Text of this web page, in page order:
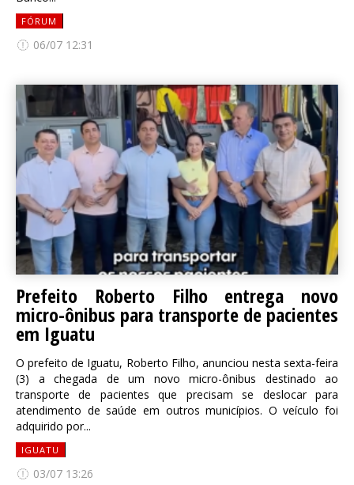
FÓRUM
06/07 12:31
Prefeito Roberto Filho entrega novo
micro-ônibus para transporte de pacientes
em Iguatu
O prefeito de Iguatu, Roberto Filho, anunciou nesta sexta-feira
(3) a chegada de um novo micro-ônibus destinado ao
transporte de pacientes que precisam se deslocar para
atendimento de saúde em outros municípios. O veículo foi
adquirido por...
IGUATU
03/07 13:26